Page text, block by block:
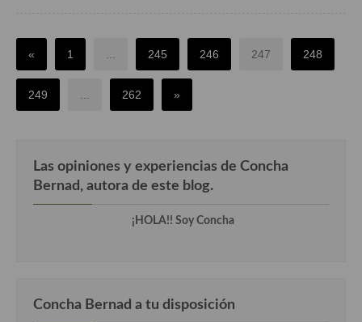
« 1 245 246 247 248
249 262 »
Las opiniones y experiencias de Concha
Bernad, autora de este blog.
¡HOLA!! Soy Concha
Concha Bernad a tu disposición